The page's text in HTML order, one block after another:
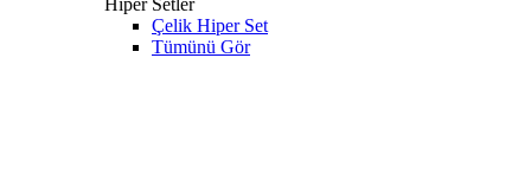
Hiper Setler
Çelik Hiper Set
Tümünü Gör